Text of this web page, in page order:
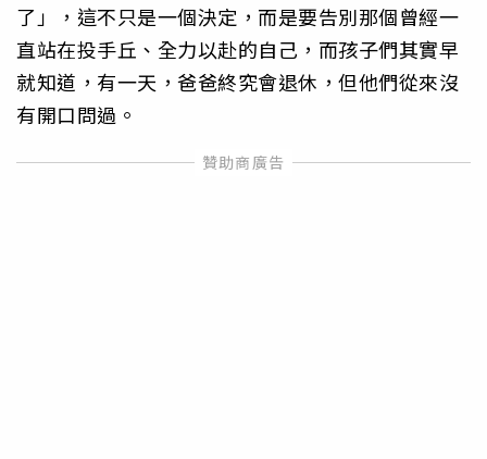
了」，這不只是一個決定，而是要告別那個曾經一
直站在投手丘、全力以赴的自己，而孩子們其實早
就知道，有一天，爸爸終究會退休，但他們從來沒
有開口問過。